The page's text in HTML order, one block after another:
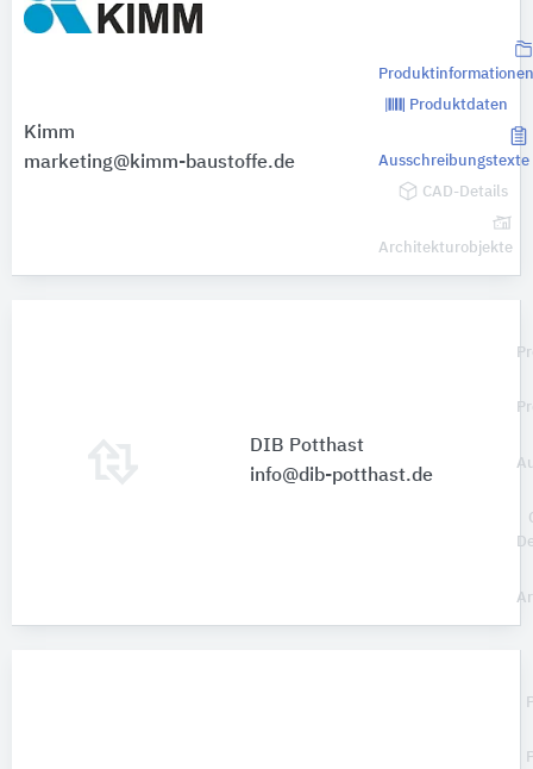
Kimm
marketing@kimm-baustoffe.de
Produktinformationen
Produktdaten
Ausschreibungstexte
CAD-Details
Architekturobjekte
DIB Potthast
info@dib-potthast.de